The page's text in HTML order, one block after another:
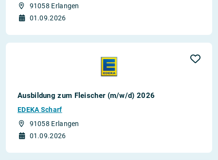
91058 Erlangen
01.09.2026
Ausbildung zum Fleischer (m/w/d) 2026
EDEKA Scharf
91058 Erlangen
01.09.2026